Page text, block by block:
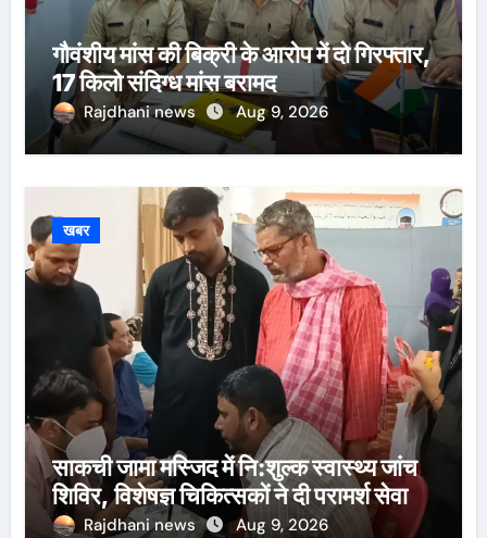
गौवंशीय मांस की बिक्री के आरोप में दो गिरफ्तार,
17 किलो संदिग्ध मांस बरामद
Rajdhani news Aug 9, 2026
खबर
साकची जामा मस्जिद में नि:शुल्क स्वास्थ्य जांच
शिविर, विशेषज्ञ चिकित्सकों ने दी परामर्श सेवा
Rajdhani news Aug 9, 2026